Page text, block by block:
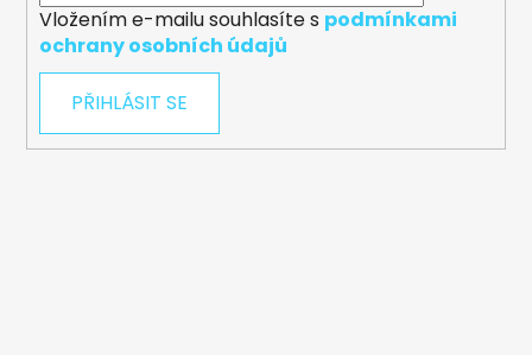
Vložením e-mailu souhlasíte s podmínkami
ochrany osobních údajů
PŘIHLÁSIT SE